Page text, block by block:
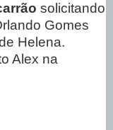
solicitando
Gomes
Helena.
Alex na